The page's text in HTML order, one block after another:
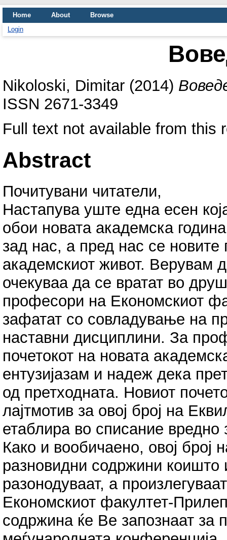
Home About
Browse
Login
Nikoloski, Dimitar (2014)
ISSN 2671-3349
Full text not available from this
Abstract
Почитувани читатели,
Настапува уште една есен
обои новата академска
зад нас, а пред нас се
академскиот живот. Верувам
очекуваа да се вратат во
професори на Економскиот
зафатат со совладување на
наставни дисциплини. За
почетокот на новата
ентузијазам и надеж дека
од претходната. Новиот
лајтмотив за овој број на
етаблира во списание вредно
Како и вообичаено, овој број
разновидни содржини
разонодуваат, а
Економскиот факултет-
содржина ќе Ве запознаат за